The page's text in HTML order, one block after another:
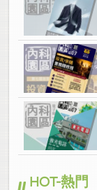
HOT-熱門